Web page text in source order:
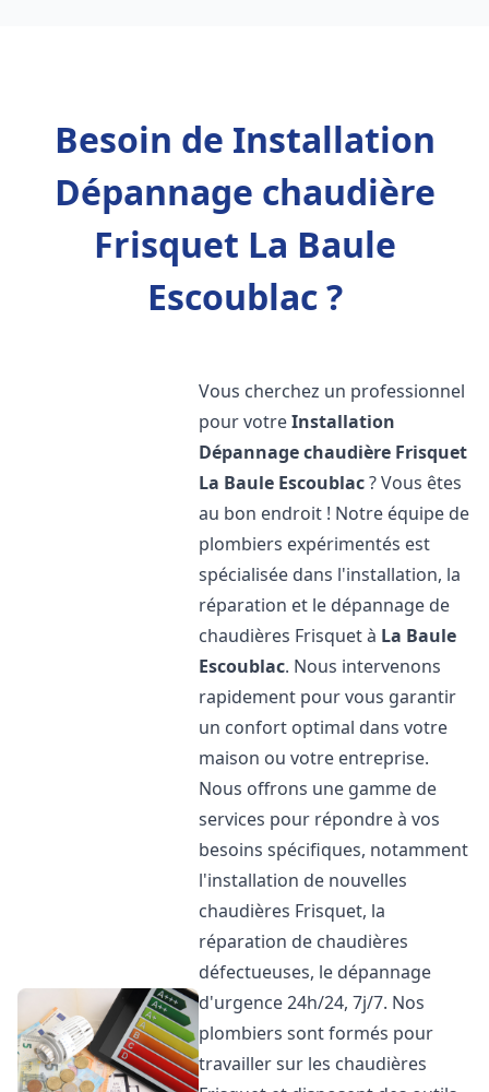
Besoin de Installation
Dépannage chaudière
Frisquet La Baule
Escoublac ?
Vous cherchez un professionnel
pour votreInstallation
Dépannage chaudière Frisquet
La Baule Escoublac? Vous êtes
au bon endroit ! Notre équipe de
plombiers expérimentés est
spécialisée dans l'installation, la
réparation et le dépannage de
chaudières Frisquet à La Baule
Escoublac. Nous intervenons
rapidement pour vous garantir
un confort optimal dans votre
maison ou votre entreprise.
Nous offrons une gamme de
services pour répondre à vos
besoins spécifiques, notamment
l'installation de nouvelles
chaudières Frisquet, la
réparation de chaudières
défectueuses, le dépannage
d'urgence 24h/24, 7j/7. Nos
plombiers sont formés pour
travailler sur les chaudières